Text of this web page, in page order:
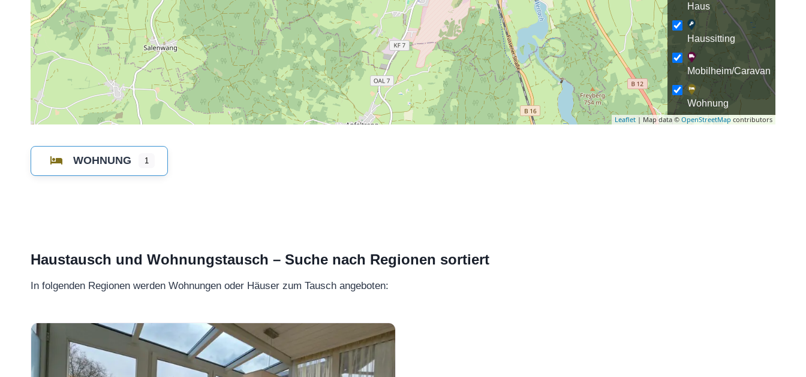
Leaflet | Map data © OpenStreetMap contributors
Haus
Haussitting
Mobilheim/Caravan
Wohnung
WOHNUNG 1
Haustausch und Wohnungstausch – Suche nach Regionen sortiert
In folgenden Regionen werden Wohnungen oder Häuser zum Tausch angeboten: